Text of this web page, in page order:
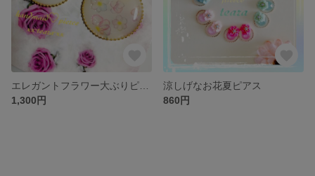
1,300円
涼しげなお花夏ピアス
860円